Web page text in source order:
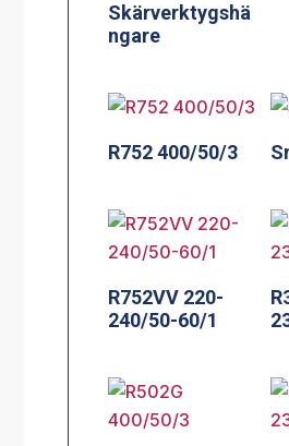
Skärverktygshä
ngare
R752 400/50/3
R752VV 220-
240/50-60/1